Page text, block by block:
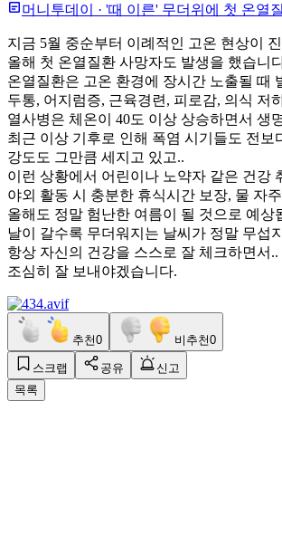
머니투데이 · '때 이른' 무더위에 첫 온열
지금 5월 중순부터 이례적인 고온 현상이
올해 첫 온열질환 사망자도 발생을 했습니
온열질환은 고온 환경에 장시간 노출될 때
두통, 어지럼증, 근육경련, 피로감, 의식 저
열사병은 체온이 40도 이상 상승하면서 생
최근 이상 기후로 인해 폭염 시기들도 전보
강도도 그만큼 세지고 있고..
이런 상황에서 어린이나 노약자 같은 건강
야외 활동 시 충분한 휴식시간 보장, 물 자
올해도 정말 험난한 여름이 될 것으로 예상
날이 갈수록 무더워지는 날씨가 정말 무섭
항상 자신의 건강을 스스로 잘 체크하면서..
조심히 잘 보내야겠습니다.
추천0 비추천0
스크랩 공유
신고
목록